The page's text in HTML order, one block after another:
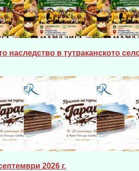
наследство в тутраканското
2026 г.